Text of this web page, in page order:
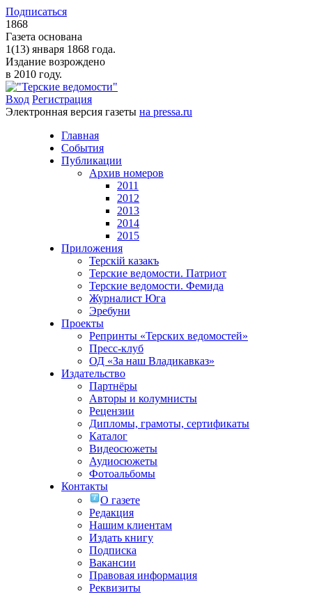
Подписаться
1868
Газета основана
1(13) января 1868 года.
Издание возрождено
в 2010 году.
Вход Регистрация
Электронная версия газеты на pressa.ru
Главная
События
Публикации
Архив номеров
2011
2012
2013
2014
2015
Приложения
Терскiй казакъ
Терские ведомости. Патриот
Терские ведомости. Фемида
Журналист Юга
Эребуни
Проекты
Репринты «Терских ведомостей»
Пресс-клуб
ОД «За наш Владикавказ»
Издательство
Партнёры
Авторы и колумнисты
Рецензии
Дипломы, грамоты, сертификаты
Каталог
Видеосюжеты
Аудиосюжеты
Фотоальбомы
Контакты
О газете
Редакция
Нашим клиентам
Издать книгу
Подписка
Вакансии
Правовая информация
Реквизиты